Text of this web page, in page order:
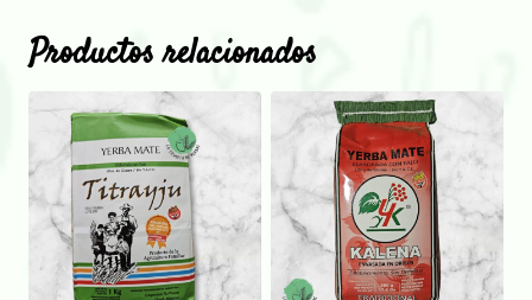
Productos relacionados